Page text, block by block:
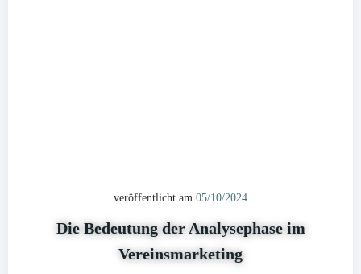
veröffentlicht am 05/10/2024
Die Bedeutung der Analysephase im
Vereinsmarketing